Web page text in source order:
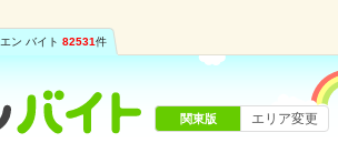
エン バイト 82531件
関東版 エリア変更